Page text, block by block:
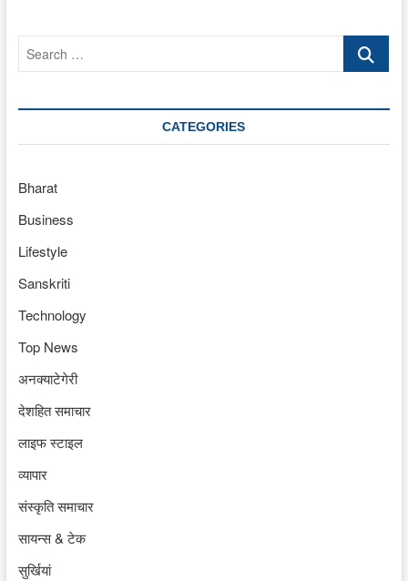
Search
CATEGORIES
Bharat
Business
Lifestyle
Sanskriti
Technology
Top News
अनक्याटेगेरी
देशहित समाचार
लाइफ स्टाइल
व्यापार
संस्कृति समाचार
सायन्स & टेक
सुर्खियां